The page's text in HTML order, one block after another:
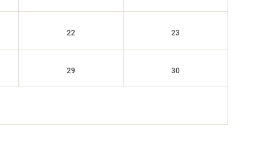
22 23
29 30